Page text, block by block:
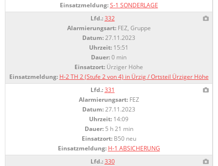
Einsatzmeldung: S-1 SONDERLAGE
Lfd.: 332
Alarmierungsart:FEZ, Gruppe
Datum:27.11.2023
Uhrzeit: 15:51
Dauer:0 min
Einsatzort: Ürziger Höhe
Einsatzmeldung: H-2 TH 2 (Stufe 2 von 4) in Ürzig / Ortsteil Ürziger Höhe
Lfd.: 331
Alarmierungsart:FEZ
Datum:27.11.2023
Uhrzeit: 14:09
Dauer:5 h 21 min
Einsatzort:B50 neu
Einsatzmeldung: H-1 ABSICHERUNG
Lfd.: 330